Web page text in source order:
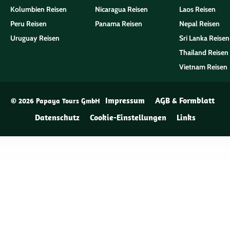
Kolumbien Reisen
Peru Reisen
Uruguay Reisen
Nicaragua Reisen
Panama Reisen
Laos Reisen
Nepal Reisen
Sri Lanka Reisen
Thailand Reisen
Vietnam Reisen
© 2026 Papaya Tours GmbH Impressum
AGB & Formblatt
Datenschutz
Cookie-Einstellungen Links